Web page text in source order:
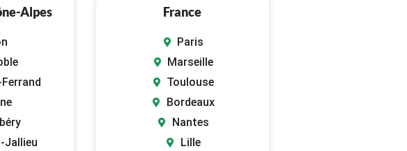
Alpes
Jallieu
France
Paris
Marseille
Toulouse
Bordeaux
Nantes
Lille